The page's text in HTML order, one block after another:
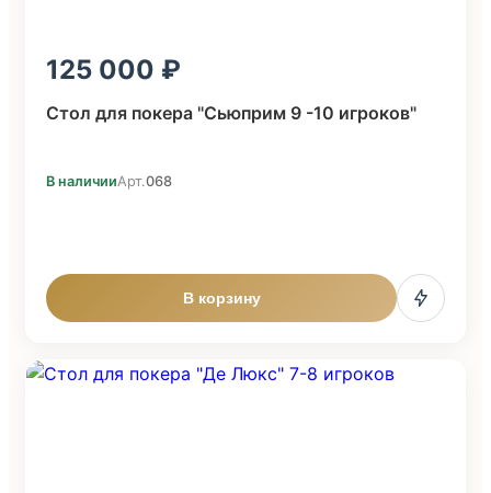
125 000
Стол для покера "Сьюприм 9 -10 игроков"
В наличииАрт.068
В корзину